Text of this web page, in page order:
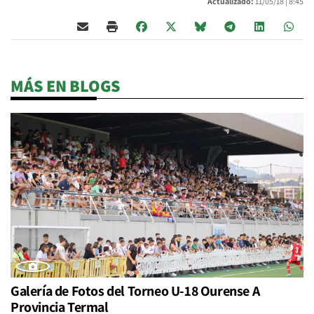
MÁS EN BLOGS
Galería de Fotos del Torneo U-18 Ourense A
Provincia Termal